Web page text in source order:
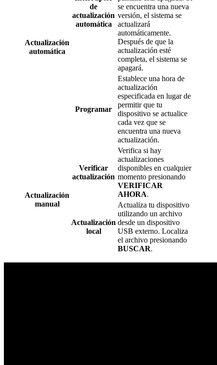
Actualización
automática
de
actualización
automática
se encuentra una nueva
versión, el sistema se
actualizará
automáticamente.
Después de que la
actualización esté
completa, el sistema se
apagará.
Programar
Establece una hora de
actualización
especificada en lugar de
permitir que tu
dispositivo se actualice
cada vez que se
encuentra una nueva
actualización.
Actualización
manual
Verificar
actualización
Verifica si hay
actualizaciones
disponibles en cualquier
momento presionando
VERIFICAR
AHORA.
Actualización
local
Actualiza tu dispositivo
utilizando un archivo
desde un dispositivo
USB externo. Localiza
el archivo presionando
BUSCAR.